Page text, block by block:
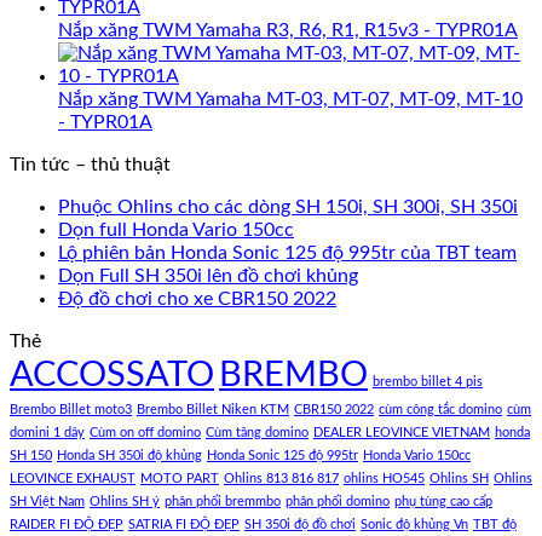
Nắp xăng TWM Yamaha R3, R6, R1, R15v3 - TYPR01A
Nắp xăng TWM Yamaha MT-03, MT-07, MT-09, MT-10
- TYPR01A
Tin tức – thủ thuật
Phuộc Ohlins cho các dòng SH 150i, SH 300i, SH 350i
Dọn full Honda Vario 150cc
Lộ phiên bản Honda Sonic 125 độ 995tr của TBT team
Dọn Full SH 350i lên đồ chơi khủng
Độ đồ chơi cho xe CBR150 2022
Thẻ
ACCOSSATO BREMBO brembo billet 4 pis
Brembo Billet moto3 Brembo Billet Niken KTM CBR150 2022 cùm công tắc domino cùm
domini 1 dây Cùm on off domino Cùm tăng domino DEALER LEOVINCE VIETNAM honda
SH 150 Honda SH 350i độ khủng Honda Sonic 125 độ 995tr Honda Vario 150cc
LEOVINCE EXHAUST MOTO PART Ohlins 813 816 817 ohlins HO545 Ohlins SH Ohlins
SH Việt Nam Ohlins SH ý phân phối bremmbo phân phối domino phụ tùng cao cấp
RAIDER FI ĐỘ ĐẸP SATRIA FI ĐỘ ĐẸP SH 350i độ đồ chơi Sonic độ khủng Vn TBT độ